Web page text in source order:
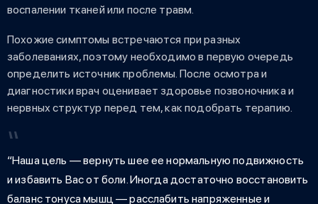
воспалении тканей или после травм.
Похожие симптомы встречаются при разных
заболеваниях, поэтому необходимо в первую очередь
определить источник проблемы. После осмотра и
диагностики врач оценивает здоровье позвоночника и
нервных структур перед тем, как подобрать терапию.
“Наша цель — вернуть шее ее нормальную подвижность
и избавить Вас от боли. Иногда достаточно восстановить
баланс тонуса мышц — расслабить напряженные и